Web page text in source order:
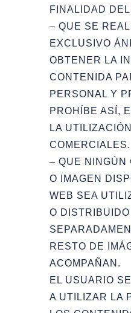
FINALIDAD
– QUE SE
EXCLUSIVO
OBTENER LA
CONTENIDA
PERSONAL Y
PROHÍBE ASÍ,
LA
COMERCIALES.
– QUE NINGÚN
O IMAGEN
WEB SEA
O DISTRIBUIDO
RESTO DE
ACOMPAÑAN.
EL USUARIO
A UTILIZAR LA